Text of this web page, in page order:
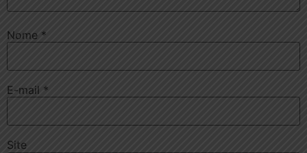
Nome *
E-mail *
Site